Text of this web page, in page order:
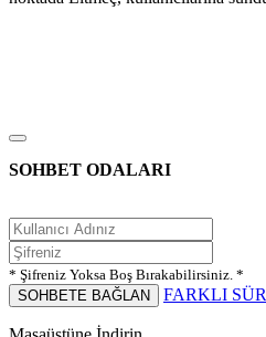
SOHBET ODALARI
* Şifreniz Yoksa Boş Bırakabilirsiniz. *
SOHBETE BAĞLAN
FARKLI